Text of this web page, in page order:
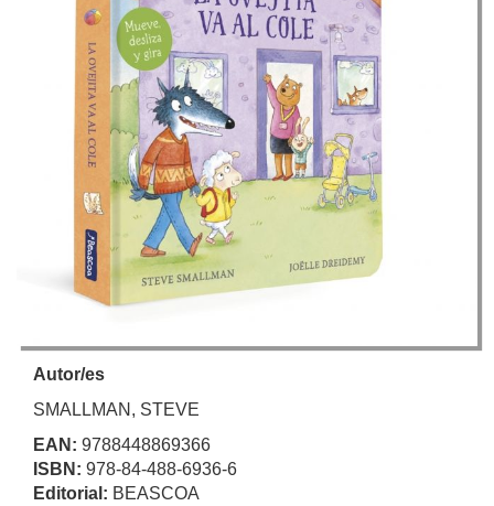
Autor/es
SMALLMAN, STEVE
EAN: 9788448869366
ISBN: 978-84-488-6936-6
Editorial: BEASCOA